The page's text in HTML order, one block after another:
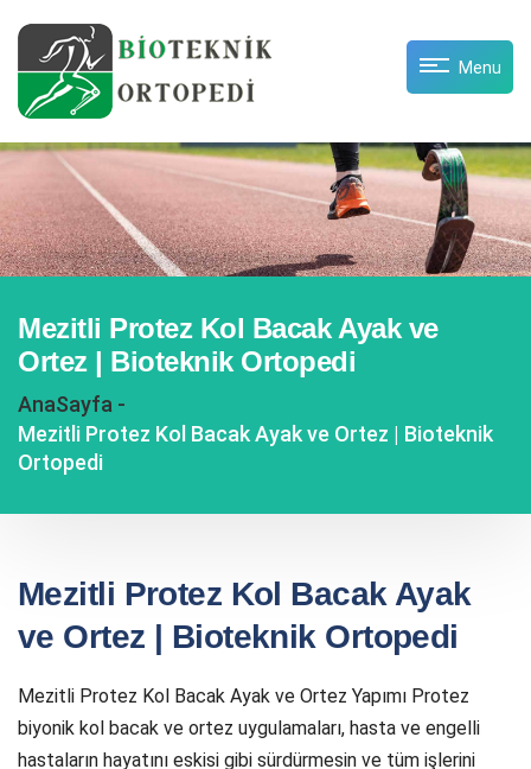
Menu
Mezitli Protez Kol Bacak Ayak ve
Ortez | Bioteknik Ortopedi
AnaSayfa -
Mezitli Protez Kol Bacak Ayak ve Ortez | Bioteknik
Ortopedi
Mezitli Protez Kol Bacak Ayak
ve Ortez | Bioteknik Ortopedi
Mezitli Protez Kol Bacak Ayak ve Ortez Yapımı Protez
biyonik kol bacak ve ortez uygulamaları, hasta ve engelli
hastaların hayatını eskisi gibi sürdürmesin ve tüm işlerini